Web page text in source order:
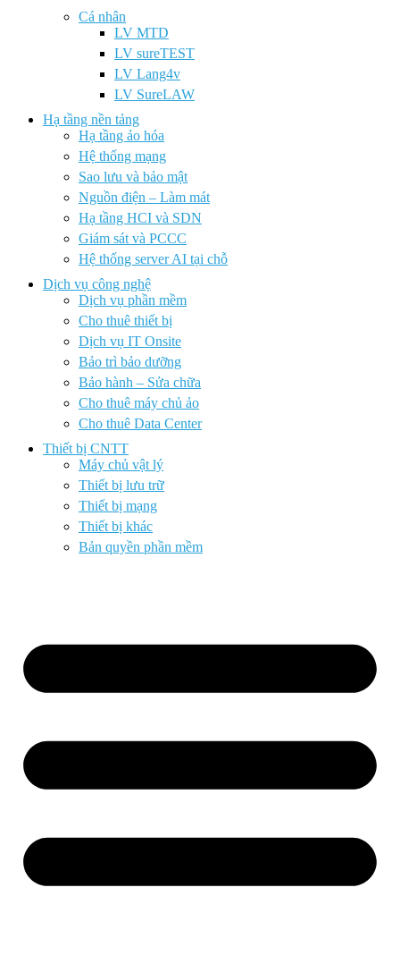
Cá nhân
LV MTD
LV sureTEST
LV Lang4v
LV SureLAW
Hạ tầng nền tảng
Hạ tầng ảo hóa
Hệ thống mạng
Sao lưu và bảo mật
Nguồn điện – Làm mát
Hạ tầng HCI và SDN
Giám sát và PCCC
Hệ thống server AI tại chỗ
Dịch vụ công nghệ
Dịch vụ phần mềm
Cho thuê thiết bị
Dịch vụ IT Onsite
Bảo trì bảo dưỡng
Bảo hành – Sửa chữa
Cho thuê máy chủ ảo
Cho thuê Data Center
Thiết bị CNTT
Máy chủ vật lý
Thiết bị lưu trữ
Thiết bị mạng
Thiết bị khác
Bản quyền phần mềm